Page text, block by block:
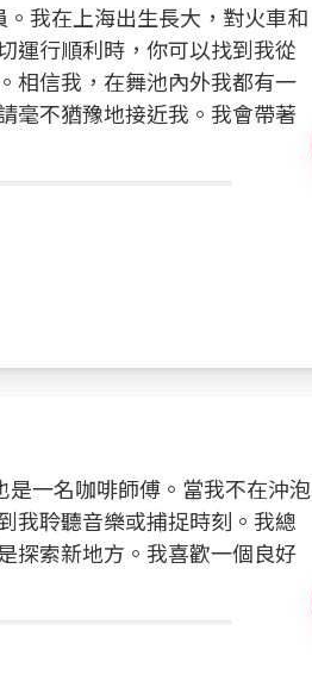
我在上海出生長大，對火車和
運行順利時，你可以找到我從
相信我，在舞池內外我都有一
毫不猶豫地接近我。我會帶著
一名咖啡師傅。當我不在沖泡
我聆聽音樂或捕捉時刻。我總
探索新地方。我喜歡一個良好